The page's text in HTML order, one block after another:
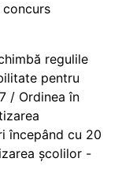
regulile
pentru
/ Ordinea în
începând cu 20
școlilor -